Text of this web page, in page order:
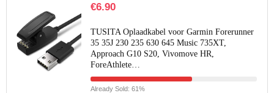
€6.90
TUSITA Oplaadkabel voor Garmin Forerunner
35 35J 230 235 630 645 Music 735XT,
Approach G10 S20, Vivomove HR,
ForeAthlete…
Already Sold: 61%